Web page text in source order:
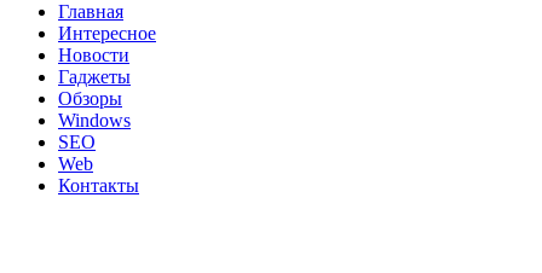
Главная
Интересное
Новости
Гаджеты
Обзоры
Windows
SEO
Web
Контакты